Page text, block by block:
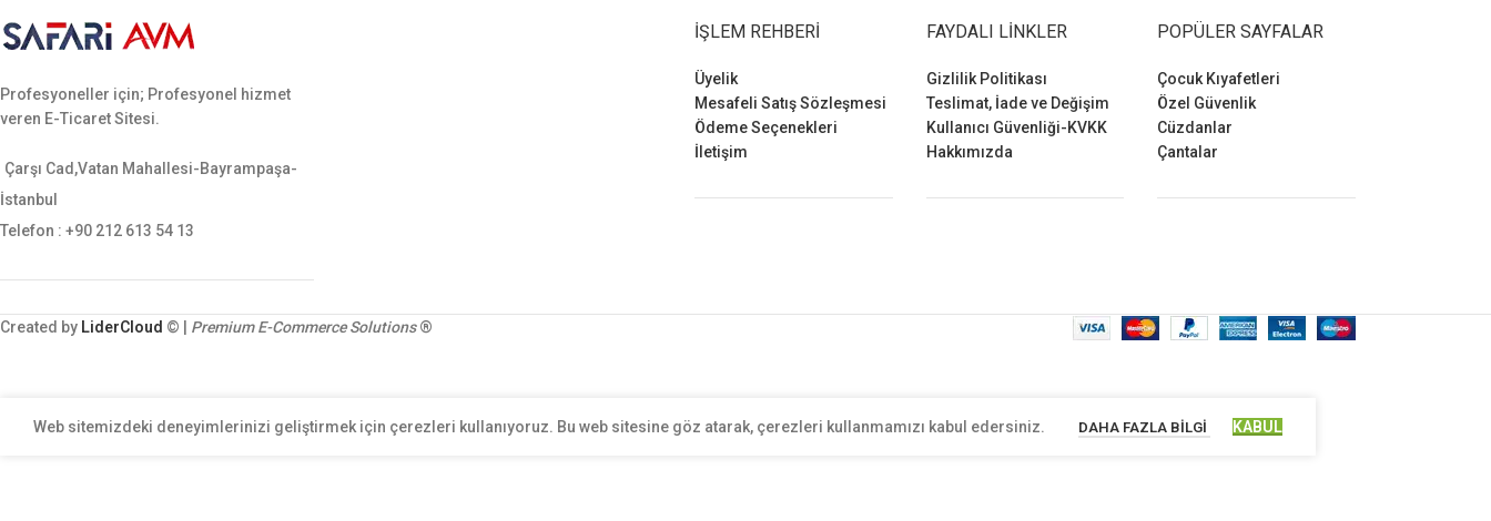
Profesyoneller için; Profesyonel hizmet
veren E-Ticaret Sitesi.
Çarşı Cad,Vatan Mahallesi-Bayrampaşa-
İstanbul
Telefon : +90 212 613 54 13
İŞLEM REHBERI
Üyelik
Mesafeli Satış Sözleşmesi
Ödeme Seçenekleri
İletişim
FAYDALI LINKLER
Gizlilik Politikası
Teslimat, İade ve Değişim
Kullanıcı Güvenliği-KVKK
Hakkımızda
POPÜLER SAYFALAR
Çocuk Kıyafetleri
Özel Güvenlik
Cüzdanlar
Çantalar
Created by LiderCloud © | Premium E-Commerce Solutions®
Web sitemizdeki deneyimlerinizi geliştirmek için çerezleri kullanıyoruz. Bu web sitesine göz atarak, çerezleri kullanmamızı kabul edersiniz. DAHA FAZLA BILGI KABUL